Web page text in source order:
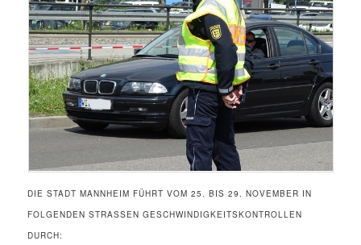
DIE STADT MANNHEIM FÜHRT VOM 25. BIS 29. NOVEMBER IN
FOLGENDEN STRASSEN GESCHWINDIGKEITSKONTROLLEN D
URCH: